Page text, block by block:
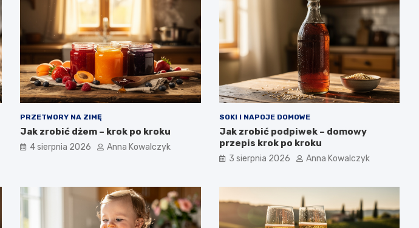
PRZETWORY NA ZIMĘ
Jak zrobić dżem – krok po kroku
4 sierpnia 2026 Anna Kowalczyk
SOKI I NAPOJE DOMOWE
Jak zrobić podpiwek – domowy
przepis krok po kroku
3 sierpnia 2026 Anna Kowalczyk